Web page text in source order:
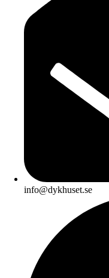
info@dykhuset.se